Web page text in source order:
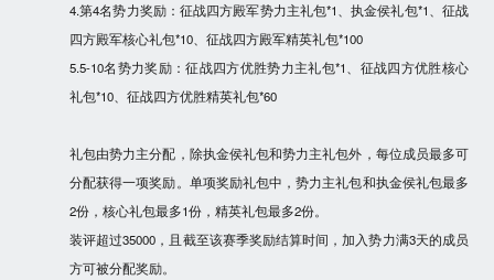
4.第4名势力奖励：征战四方殿军势力主礼包*1、执金侯礼包*1、征战
四方殿军核心礼包*10、征战四方殿军精英礼包*100
5.5-10名势力奖励：征战四方优胜势力主礼包*1、征战四方优胜核心
礼包*10、征战四方优胜精英礼包*60
礼包由势力主分配，除执金侯礼包和势力主礼包外，每位成员最多可
分配获得一项奖励。单项奖励礼包中，势力主礼包和执金侯礼包最多
2份，核心礼包最多1份，精英礼包最多2份。
装评超过35000，且截至该赛季奖励结算时间，加入势力满3天的成员
方可被分配奖励。